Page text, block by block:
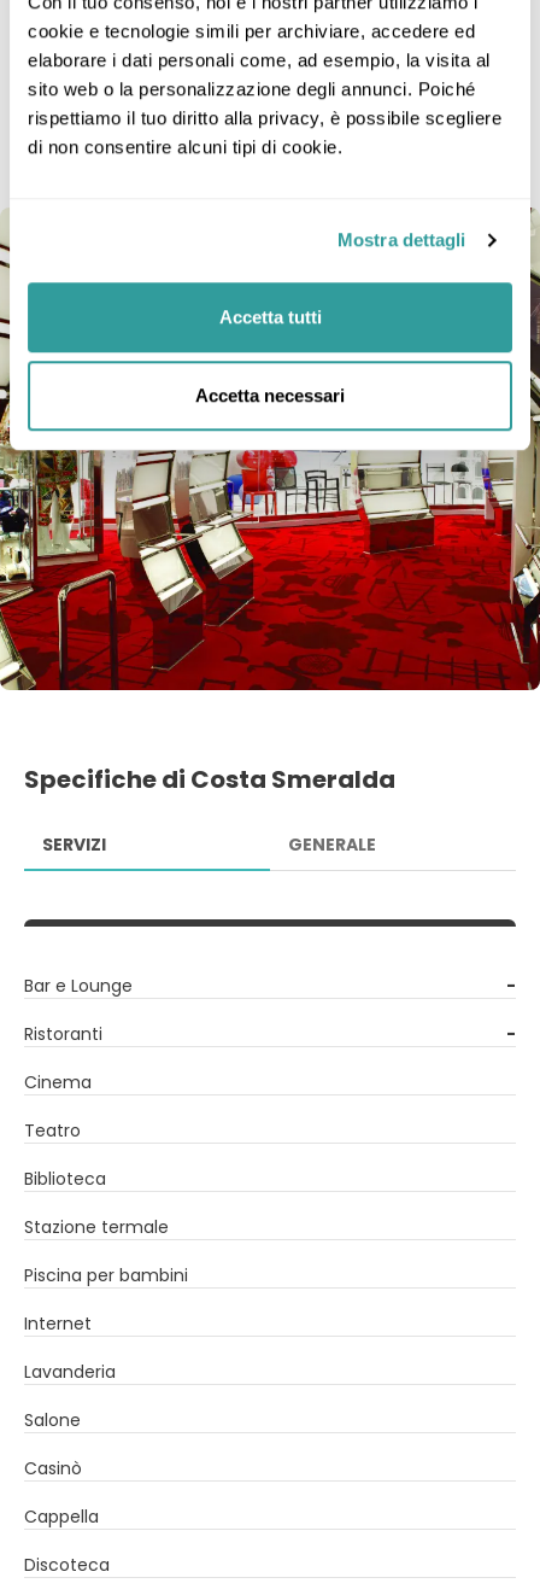
cookie e tecnologie simili per archiviare, accedere ed
elaborare i dati personali come, ad esempio, la visita al
sito web o la personalizzazione degli annunci. Poiché
rispettiamo il tuo diritto alla privacy, è possibile scegliere
di non consentire alcuni tipi di cookie.
Mostra dettagli
Accetta tutti
Accetta necessari
L’immagine è solo rappresentativa; dimensioni,
layout e arredi possono variare (all’interno della
stessa categoria di cabina).
Galleria fotografica
Specifiche di Costa Smeralda
SERVIZI GENERALE
Bar e Lounge
-
Ristoranti
-
Cinema
Teatro
Biblioteca
Stazione termale
Piscina per bambini
Internet
Lavanderia
Salone
Casinò
Cappella
Discoteca